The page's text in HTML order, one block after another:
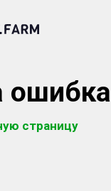
ошибка
страницу